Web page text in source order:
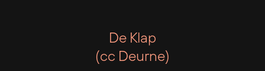
De Klap
(cc Deurne)